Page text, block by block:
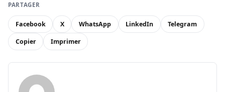
PARTAGER
Facebook X WhatsApp LinkedIn Telegram
Copier Imprimer